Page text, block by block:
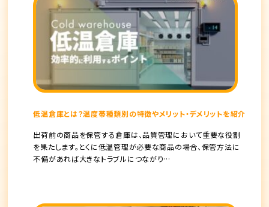
低温倉庫とは？温度帯種類別の特徴やメリット・デメリットを紹介
出荷前の商品を保管する倉庫は、品質管理において重要な役割
を果たします。とくに低温管理が必要な商品の場合、保管方法に
不備があれば大きなトラブルにつながり…